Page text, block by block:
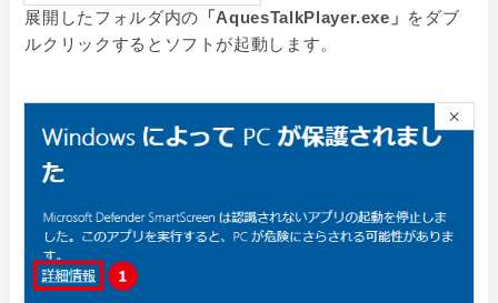
展開したフォルダ内の 「AquesTalkPlayer.exe」 をダブ
ルクリックするとソフトが起動します。